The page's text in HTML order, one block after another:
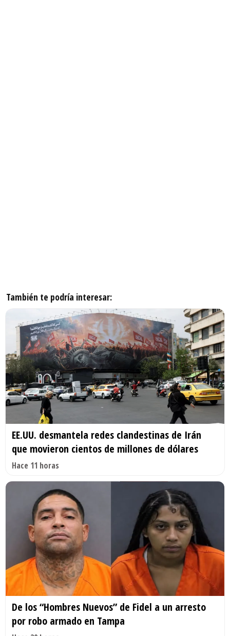
También te podría interesar:
EE.UU. desmantela redes clandestinas de Irán
que movieron cientos de millones de dólares
Hace 11 horas
De los “Hombres Nuevos” de Fidel a un arresto
por robo armado en Tampa